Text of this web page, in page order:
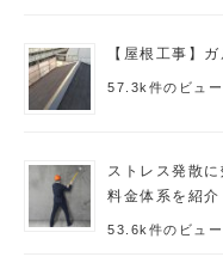
【屋根工事】
57.3k件のビュー
ストレス発散
料金体系を紹介
53.6k件のビュー